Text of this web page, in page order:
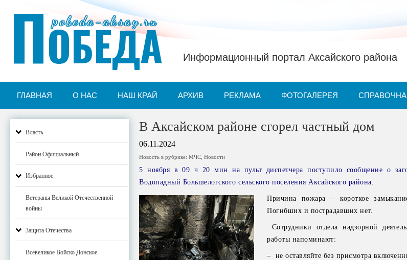
pobeda-aksay.ru
ПОБЕДА Информационный портал Аксайского района
ГЛАВНАЯ О НАС НАШ КРАЙ АРХИВ РЕКЛАМА ФОТОГАЛЕРЕЯ
Власть
Район Официальный
Избранное
Ветераны Великой Отечественной
войны
Защита Отечества
Всевеликое Войско Донское
В Аксайском районе сгорел частный дом
06.11.2024
Новость в рубрике:МЧС ,Новости
5 ноября в 09 ч 20 мин на пульт диспетчера поступило сообщение о
Водопадный Большелогского сельского поселения Аксайского района.
Причина пожара – короткое
Погибших и пострадавших нет.
Сотрудники отдела надзорной
работы напоминают:
– не оставляйте без присмотра